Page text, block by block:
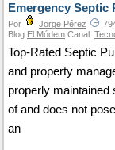
Emergency Septic
Por Jorge Pérez
Blog El Módem Canal:
Top-Rated Septic
and property
properly
of and does not
an